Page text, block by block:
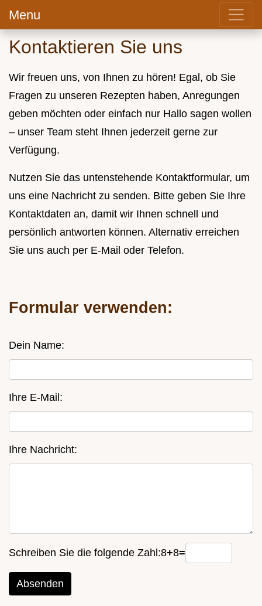
Menu
Kontaktieren Sie uns
Wir freuen uns, von Ihnen zu hören! Egal, ob Sie
Fragen zu unseren Rezepten haben, Anregungen
geben möchten oder einfach nur Hallo sagen wollen
– unser Team steht Ihnen jederzeit gerne zur
Verfügung.
Nutzen Sie das untenstehende Kontaktformular, um
uns eine Nachricht zu senden. Bitte geben Sie Ihre
Kontaktdaten an, damit wir Ihnen schnell und
persönlich antworten können. Alternativ erreichen
Sie uns auch per E-Mail oder Telefon.
Formular verwenden:
Dein Name:
Ihre E-Mail:
Ihre Nachricht:
Schreiben Sie die folgende Zahl:8+8=
Absenden